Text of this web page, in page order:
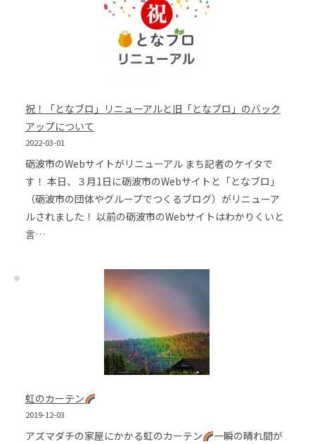
祝！「となブロ」リニューアルと旧「となブロ」のバック
アップについて
2022-03-01
砺波市のWebサイトがリニューアル まち記者のケイタで
す！ 本日、３月1日に砺波市のWebサイトと「となブロ」
（砺波市の団体やグループでつくるブログ）がリニューア
ルされました！ 以前の砺波市のWebサイトはわかりくいと
言…
虹のカーテン
2019-12-03
アズマダチの家屋にかかる虹のカーテン
一瞬の晴れ間が